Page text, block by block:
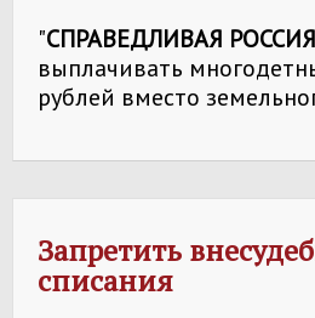
"СПРАВЕДЛИВАЯ РОССИЯ
выплачивать
рублей вместо
Запретить
списания